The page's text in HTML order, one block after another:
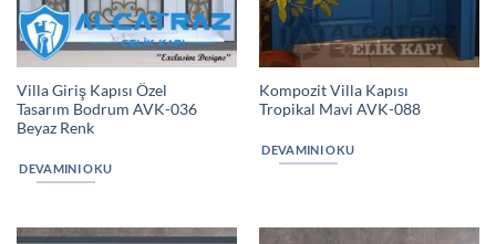
Villa Giriş Kapısı Özel
Tasarım Bodrum AVK-036
Beyaz Renk
DEVAMINI OKU
Kompozit Villa Kapısı
Tropikal Mavi AVK-088
DEVAMINI OKU